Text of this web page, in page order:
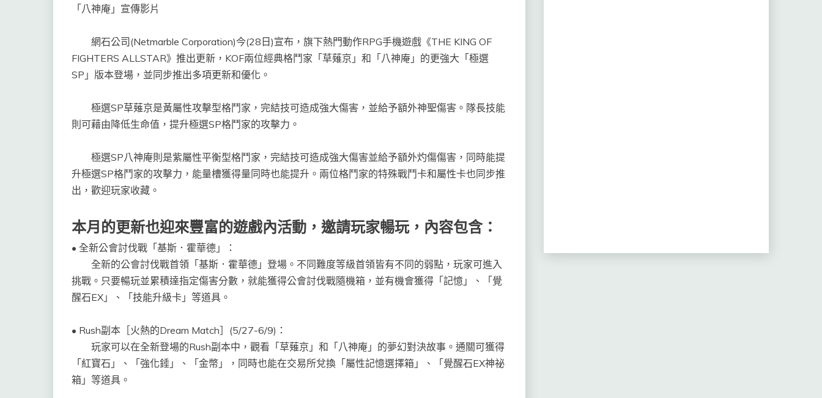
「八神庵」宣傳影片
網石公司(Netmarble Corporation)今(28日)宣布，旗下熱門動作RPG手機遊戲《THE KING OF
FIGHTERS ALLSTAR》推出更新，KOF兩位經典格鬥家「草薙京」和「八神庵」的更強大「極選
SP」版本登場，並同步推出多項更新和優化。
極選SP草薙京是黃屬性攻擊型格鬥家，完結技可造成強大傷害，並給予額外神聖傷害。隊長技能
則可藉由降低生命值，提升極選SP格鬥家的攻擊力。
極選SP八神庵則是紫屬性平衡型格鬥家，完結技可造成強大傷害並給予額外灼傷傷害，同時能提
升極選SP格鬥家的攻擊力，能量槽獲得量同時也能提升。兩位格鬥家的特殊戰鬥卡和屬性卡也同步推
出，歡迎玩家收藏。
本月的更新也迎來豐富的遊戲內活動，邀請玩家暢玩，內容包含：
• 全新公會討伐戰「基斯．霍華德」：
全新的公會討伐戰首領「基斯．霍華德」登場。不同難度等級首領皆有不同的弱點，玩家可進入
挑戰。只要暢玩並累積達指定傷害分數，就能獲得公會討伐戰隨機箱，並有機會獲得「記憶」、「覺
醒石EX」、「技能升級卡」等道具。
• Rush副本［火熱的Dream Match］ (5/27-6/9) ：
玩家可以在全新登場的Rush副本中，觀看「草薙京」和「八神庵」的夢幻對決故事。通關可獲得
「紅寶石」、「強化錘」、「金幣」，同時也能在交易所兌換「屬性記憶選擇箱」、「覺醒石EX神祕
箱」等道具。